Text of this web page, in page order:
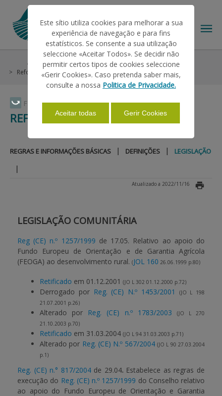
Faça Swipe para ver o menu
O IFAP
AJUDAS/APOIOS
INFORMAÇÕES
ESTATÍSTICAS
APOIO AO BENEFICIÁRIO
Entrar / Registar
Ajudas/Apoios Outras Ajudas
Histórico
Reforma Antecipada
Legislação
REFORMA ANTECIPADA
REGRAS E INFORMAÇÕES BÁSICAS | DEFINIÇÕES | LEGISLAÇÃO
|
Atualizado a 2022/11/16
LEGISLAÇÃO COMUNITÁRIA
Reg (CE) n.º 1257/1999 de 17.05. Relativo ao apoio do
Fundo Europeu de Orientação e de Garantia Agrícola
(FEOGA) ao desenvolvimento rural. ( JOL 160 26.06.1999 p.80)
Retificado em 01.12.2001 (JO L 302 01.12.2000 p.72)
Derrogado por Reg. (CE) N.º 1453/2001
(JO L 198
21.07.2001 p.26)
Alterado por Reg. (CE) n.º 1783/2003
(JO L 270
21.10.2003 p.70)
Retificado em 31.03.2004 (JO L 94 31.03.2003 p.71)
Alterado por Reg. (CE) N.º 567/2004(JO L 90 27.03.2004
p.1)
Reg. (CE) n.° 817/2004 de 29.04.Estabelece as regras de
execução do Reg. (CE) n.º 1257/1999 do Conselho relativo
ao apoio do Fundo Europeu de Orientação e Garantia
Este sítio utiliza cookies para melhorar a sua
experiência de navegação e para fins
estatísticos. Se consente a sua utilização
seleccione «Aceitar Todos». Se decidir não
permitir certos tipos de cookies seleccione
«Gerir Cookies». Caso pretenda saber mais,
consulte a nossa Politica de Privacidade.
Aceitar todas Gerir Cookies